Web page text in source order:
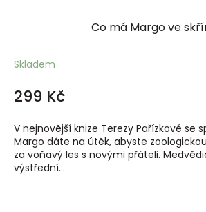
Co má Margo ve
Skladem
299 Kč
V nejnovější knize Terezy Pařízkové se
Margo dáte na útěk, abyste
za voňavý les s novými přáteli.
výstřední...